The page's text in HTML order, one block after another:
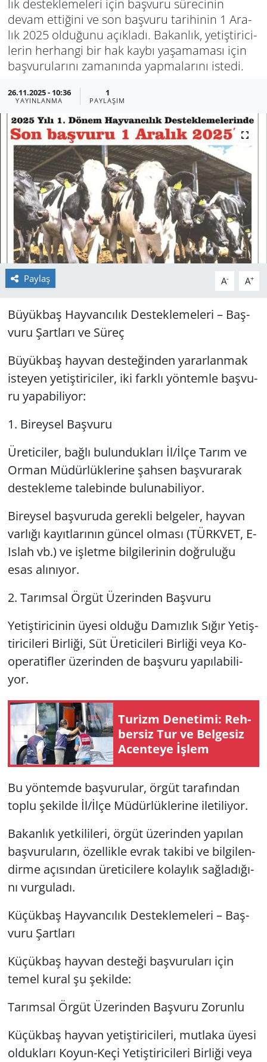
lık des­tek­le­me­le­ri için baş­vu­ru sü­re­ci­nin
devam et­ti­ği­ni ve son baş­vu­ru ta­ri­hi­nin 1 Ara­
lık 2025 ol­du­ğu­nu açık­la­dı. Ba­kan­lık, ye­tiş­ti­ri­ci­
le­rin her­han­gi bir hak kaybı ya­şa­ma­ma­sı için
baş­vu­ru­la­rı­nı za­ma­nın­da yap­ma­la­rı­nı is­te­di.
26.11.2025 - 10:36
YAYINLANMA
1
PAYLAŞIM
Paylaş A- A+
Bü­yük­baş Hay­van­cı­lık Des­tek­le­me­le­ri – Baş­
vu­ru Şart­la­rı ve Süreç
Bü­yük­baş hay­van des­te­ğin­den ya­rar­lan­mak
is­te­yen ye­tiş­ti­ri­ci­ler, iki fark­lı yön­tem­le baş­vu­
ru ya­pa­bi­li­yor:
1. Bi­rey­sel Baş­vu­ru
Üre­ti­ci­ler, bağlı bu­lun­duk­la­rı İl/İlçe Tarım ve
Orman Mü­dür­lük­le­ri­ne şah­sen baş­vu­ra­rak
des­tek­le­me ta­le­bin­de bu­lu­na­bi­li­yor.
Bi­rey­sel baş­vu­ru­da ge­rek­li bel­ge­ler, hay­van
var­lı­ğı ka­yıt­la­rı­nın gün­cel ol­ma­sı (TÜRK­VET, E-
Is­lah vb.) ve iş­let­me bil­gi­le­ri­nin doğ­ru­lu­ğu
esas alı­nı­yor.
2. Ta­rım­sal Örgüt Üze­rin­den Baş­vu­ru
Ye­tiş­ti­ri­ci­nin üyesi ol­du­ğu Da­mız­lık Sığır Ye­tiş­
ti­ri­ci­le­ri Bir­li­ği, Süt Üre­ti­ci­le­ri Bir­li­ği veya Ko­
ope­ra­tif­ler üze­rin­den de baş­vu­ru ya­pı­la­bi­li­
yor.
Tu­rizm De­ne­ti­mi: Reh­
ber­siz Tur ve Bel­ge­siz
Acen­te­ye İşlem
Bu yön­tem­de baş­vu­ru­lar, örgüt ta­ra­fın­dan
toplu şe­kil­de İl/İlçe Mü­dür­lük­le­ri­ne ile­ti­li­yor.
Ba­kan­lık yet­ki­li­le­ri, örgüt üze­rin­den ya­pı­lan
baş­vu­ru­la­rın, özel­lik­le evrak ta­ki­bi ve bil­gi­len­
dir­me açı­sın­dan üre­ti­ci­le­re ko­lay­lık sağ­la­dı­ğı­
nı vur­gu­la­dı.
Kü­çük­baş Hay­van­cı­lık Des­tek­le­me­le­ri – Baş­
vu­ru Şart­la­rı
Kü­çük­baş hay­van des­te­ği baş­vu­ru­la­rı için
temel kural şu şe­kil­de:
Ta­rım­sal Örgüt Üze­rin­den Baş­vu­ru Zo­run­lu
Kü­çük­baş hay­van ye­tiş­ti­ri­ci­le­ri, mut­la­ka üyesi
ol­duk­la­rı Ko­yun-Ke­çi Ye­tiş­ti­ri­ci­le­ri Bir­li­ği veya
GÜNDEM
HABERDE İNSAN
POLİTİKA
RESMİ İLANLAR
SAĞLIK
SİYASET
SPOR
Yerel